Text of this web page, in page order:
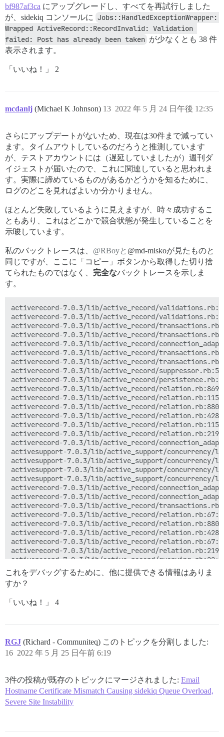
bf987af3ca にアップグレードし、すべてを再試行しました
が、sidekiq コンソールに Jobs::HandledExceptionWrapper:
Wrapped ActiveRecord::RecordInvalid: Validation
failed: Post has already been taken が少なくとも 38 件
表示されます。
「いいね！」 2
mcdanlj (Michael K Johnson) 2022 年 5 月 24 日午後 12:35
13
さらにアップデートがないため、現在は30件まで減ってい
ます。タイムアウトしているのだろうと推測しています
が、テストアカウントには（遅延していましたが）週刊ダ
イジェストが届いたので、これに関連していると思われま
す。実際に諦めているものがあるかどうかを知るために、
ログのどこを見ればよいか分かりません。
ほとんど失敗しているように見えますが、時々成功するこ
ともあり、これはどこかで競合状態が発生していることを
示唆しています。
私のバックトレースは、 @RBoyと @md-miskoが見たものと
同じですが、ここに「コピー」ボタンから取得した切り捨
てられたものではなく、 完全なバックトレースを示しま
す。
activerecord-7.0.3/lib/active_record/
activerecord-7.0.3/lib/active_record/
activerecord-7.0.3/lib/active_record/
activerecord-7.0.3/lib/active_record/
activerecord-7.0.3/lib/active_record/
activerecord-7.0.3/lib/active_record/
activerecord-7.0.3/lib/active_record/
activerecord-7.0.3/lib/active_record/
activerecord-7.0.3/lib/active_record/
activerecord-7.0.3/lib/active_record/
activerecord-7.0.3/lib/active_record/
activerecord-7.0.3/lib/active_record/
activerecord-7.0.3/lib/active_record/
activerecord-7.0.3/lib/active_record/
activerecord-7.0.3/lib/active_record/
activerecord-7.0.3/lib/active_record/
activesupport-7.0.3/lib/active_support/concurrency/
activesupport-7.0.3/lib/active_support/concurrency/
activesupport-7.0.3/lib/active_support/concurrency/
activesupport-7.0.3/lib/active_support/concurrency/
activerecord-7.0.3/lib/active_record/
activerecord-7.0.3/lib/active_record/
activerecord-7.0.3/lib/active_record/
activerecord-7.0.3/lib/active_record/
activerecord-7.0.3/lib/active_record/
activerecord-7.0.3/lib/active_record/
activerecord-7.0.3/lib/active_record/
activerecord-7.0.3/lib/active_record/
activerecord-7.0.3/lib/active_record/
/var/www/discourse/lib/email/sender.rb:498:in
/var/www/discourse/lib/email/sender.rb:105:in `send'
/var/www/discourse/app/jobs/regular/
/var/www/discourse/app/jobs/base.rb:232:in `block
/var/www/discourse/app/jobs/base.rb:217:in `perform'
sidekiq-6.4.2/lib/sidekiq/processor.rb:196:in
sidekiq-6.4.2/lib/sidekiq/processor.rb:164:in
/var/www/discourse/lib/sidekiq/pausable.rb:138:in
sidekiq-6.4.2/lib/sidekiq/middleware/
sidekiq-6.4.2/lib/sidekiq/middleware/chain.rb:143:in
sidekiq-6.4.2/lib/sidekiq/processor.rb:163:in `block
これをデバッグするために、他に提供できる情報はありま
すか？
「いいね！」 4
RGJ (Richard - Communiteq) このトピックを分割しました:
2022 年 5 月 25 日午前 6:19
16
3件の投稿が既存のトピックにマージされました: Email
Hostname Certificate Mismatch Causing sidekiq Queue Overload,
Severe Site Instability